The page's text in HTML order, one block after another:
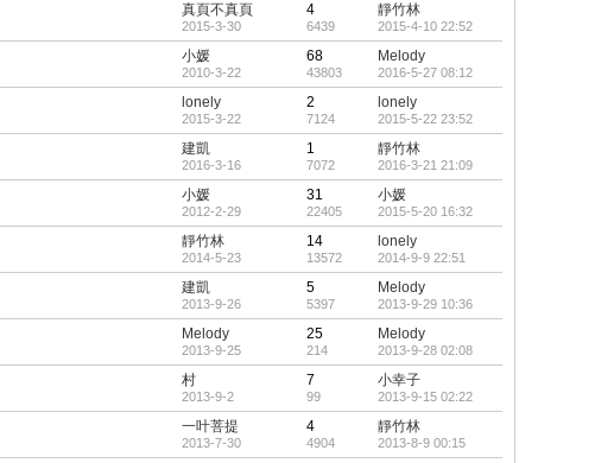
真頁不真頁
2015-3-30
4
6439
靜竹林
2015-4-10 22:52
小媛
2010-3-22
68
43803
Melody
2016-5-27 08:12
lonely
2015-3-22
2
7124
lonely
2015-5-22 23:52
建凱
2016-3-16
1
7072
靜竹林
2016-3-21 21:09
小媛
2012-2-29
31
22405
小媛
2015-5-20 16:32
靜竹林
2014-5-23
14
13572
lonely
2014-9-9 22:51
建凱
2013-9-26
5
5397
Melody
2013-9-29 10:36
Melody
2013-9-25
25
214
Melody
2013-9-28 02:08
村
2013-9-2
7
99
小幸子
2013-9-15 02:22
一叶菩提
2013-7-30
4
4904
靜竹林
2013-8-9 00:15